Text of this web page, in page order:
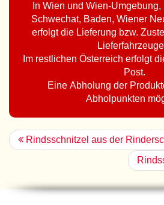
In Wien und Wien-
Schwechat, Baden, Wiener
erfolgt die Lieferung bzw.
Im restlichen Österreich erfolgt
Post.
Eine Abholung der
Abholpunkten
Rindsschnitzel aus der